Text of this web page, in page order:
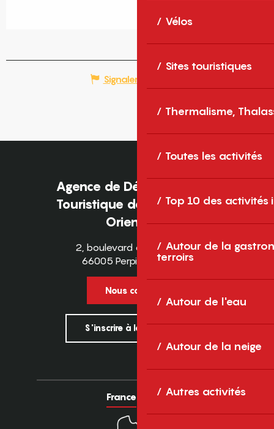
Vélos
Sites touristiques
Thermalisme,
Toutes les activités
Top 10 des activités
Autour de la
terroirs
Autour de l'eau
Autour de la neige
Autres activités
Signaler une erreur
Agence de Développement
Touristique des Pyrénées-
Orientales
2, boulevard des Pyrénées
66005 Perpignan Cedex
Nous contacter
S'inscrire à la newsletter
France Europe